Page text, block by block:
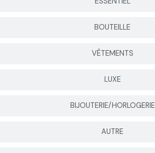
BOUTEILLE
VÊTEMENTS
LUXE
BIJOUTERIE/HORLOGERIE
AUTRE